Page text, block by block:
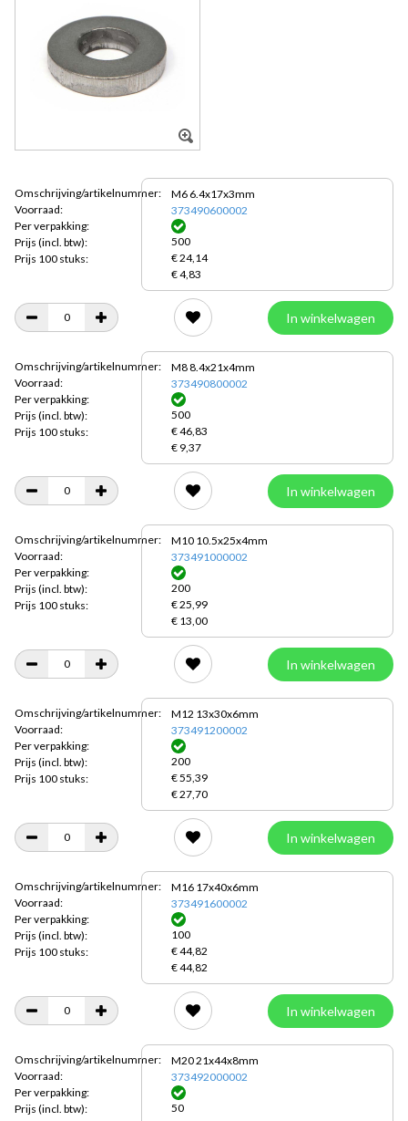
Omschrijving/artikelnummer:
Voorraad:
Per verpakking:
Prijs (incl. btw):
Prijs 100 stuks:
M6 6.4x17x3mm
373490600002
500
€ 24,14
€ 4,83
In winkelwagen
Omschrijving/artikelnummer:
Voorraad:
Per verpakking:
Prijs (incl. btw):
Prijs 100 stuks:
M8 8.4x21x4mm
373490800002
500
€ 46,83
€ 9,37
In winkelwagen
Omschrijving/artikelnummer:
Voorraad:
Per verpakking:
Prijs (incl. btw):
Prijs 100 stuks:
M10 10.5x25x4mm
373491000002
200
€ 25,99
€ 13,00
In winkelwagen
Omschrijving/artikelnummer:
Voorraad:
Per verpakking:
Prijs (incl. btw):
Prijs 100 stuks:
M12 13x30x6mm
373491200002
200
€ 55,39
€ 27,70
In winkelwagen
Omschrijving/artikelnummer:
Voorraad:
Per verpakking:
Prijs (incl. btw):
Prijs 100 stuks:
M16 17x40x6mm
373491600002
100
€ 44,82
€ 44,82
In winkelwagen
Omschrijving/artikelnummer:
Voorraad:
Per verpakking:
Prijs (incl. btw):
M20 21x44x8mm
373492000002
50